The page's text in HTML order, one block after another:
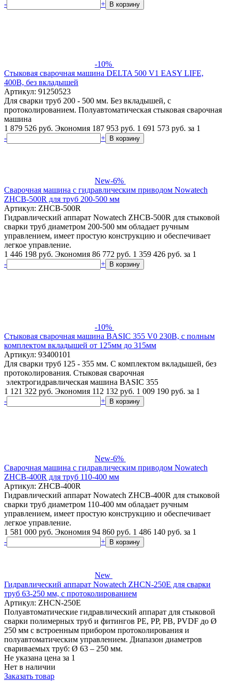
-
+ В корзину
-10%
Стыковая сварочная машина DELTA 500 V1 EASY LIFE,
400В, без вкладышей
Артикул: 91250523
Для сварки труб 200 - 500 мм. Без вкладышей, с
протоколированием. Полуавтоматическая стыковая сварочная
машина
1 879 526 руб. Экономия 187 953 руб. 1 691 573 руб. за 1
-
+ В корзину
New-6%
Сварочная машина с гидравлическим приводом Nowatech
ZHCB-500R для труб 200-500 мм
Артикул: ZHCB-500R
Гидравлический аппарат Nowatech ZHCB-500R для стыковой
сварки труб диаметром 200-500 мм обладает ручным
управлением, имеет простую конструкцию и обеспечивает
легкое управление.
1 446 198 руб. Экономия 86 772 руб. 1 359 426 руб. за 1
-
+ В корзину
-10%
Стыковая сварочная машина BASIC 355 V0 230В, с полным
комплектом вкладышей от 125мм до 315мм
Артикул: 93400101
Для сварки труб 125 - 355 мм. С комплектом вкладышей, без
протоколирования. Стыковая сварочная
электрогидравлическая машина BASIC 355
1 121 322 руб. Экономия 112 132 руб. 1 009 190 руб. за 1
-
+ В корзину
New-6%
Сварочная машина с гидравлическим приводом Nowatech
ZHCB-400R для труб 110-400 мм
Артикул: ZHCB-400R
Гидравлический аппарат Nowatech ZHCB-400R для стыковой
сварки труб диаметром 110-400 мм обладает ручным
управлением, имеет простую конструкцию и обеспечивает
легкое управление.
1 581 000 руб. Экономия 94 860 руб. 1 486 140 руб. за 1
-
+ В корзину
New
Гидравлический аппарат Nowatech ZHCN-250E для сварки
труб 63-250 мм, с протоколированием
Артикул: ZHCN-250E
Полуавтоматические гидравлический аппарат для стыковой
сварки полимерных труб и фитингов PE, PP, PB, PVDF до Ø
250 мм с встроенным прибором протоколирования и
полуавтоматическим управлением. Диапазон диаметров
свариваемых труб: Ø 63 – 250 мм.
Не указана цена за 1
Нет в наличии
Заказать товар